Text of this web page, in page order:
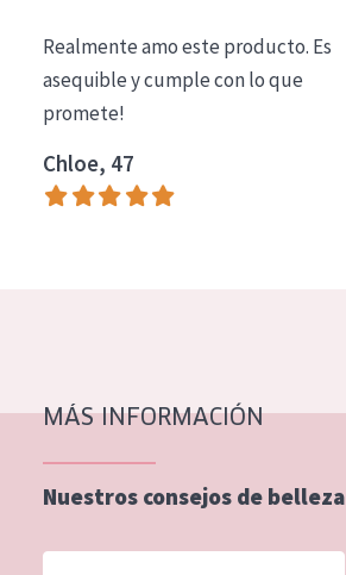
Essentials
Lift+
Expert
Piel madura
Piel menopáusica
EDAD
Realmente amo este producto. Es
asequible y cumple con lo que
promete!
Chloe, 47
MÁS INFORMACIÓN
Nuestros consejos de belleza